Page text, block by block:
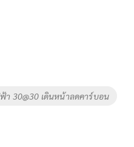
า 30@30 เดินหน้าลดคาร์บอน